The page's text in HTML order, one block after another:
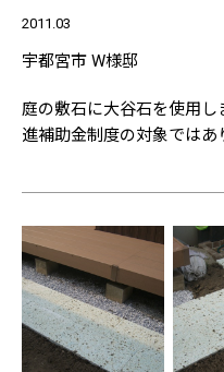
2011.03
宇都宮市 W様邸
庭の敷石に大谷石を使用
進補助金制度の対象ではあ